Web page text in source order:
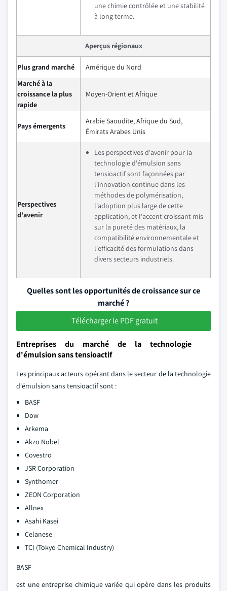
une chimie contrôlée et une stabilité
à long terme.
Aperçus régionaux
Plus grand marché
Amérique du Nord
Marché à la
croissance la plus
rapide
Moyen-Orient et Afrique
Pays émergents
Arabie Saoudite, Afrique du Sud,
Émirats Arabes Unis
Perspectives
d'avenir
Les perspectives d'avenir pour la
technologie d'émulsion sans
tensioactif sont façonnées par
l'innovation continue dans les
méthodes de polymérisation,
l'adoption plus large de cette
application, et l'accent croissant mis
sur la pureté des matériaux, la
compatibilité environnementale et
l'efficacité des formulations dans
divers secteurs industriels.
Quelles sont les opportunités de croissance sur ce
marché ?
Télécharger le PDF gratuit
Entreprises du marché de la technologie
d'émulsion sans tensioactif
Les principaux acteurs opérant dans le secteur de la technologie
d'émulsion sans tensioactif sont :
BASF
Dow
Arkema
Akzo Nobel
Covestro
JSR Corporation
Synthomer
ZEON Corporation
Allnex
Asahi Kasei
Celanese
TCI (Tokyo Chemical Industry)
BASF
est une entreprise chimique variée qui opère dans les produits